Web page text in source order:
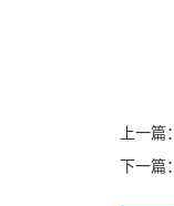
上一篇：
下一篇：